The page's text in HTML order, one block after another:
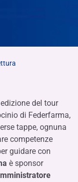
del tour
di Federfarma,
tappe, ognuna
competenze
guidare con
è sponsor